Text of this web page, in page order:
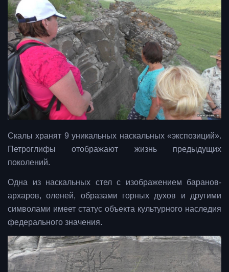
Скалы хранят 9 уникальных наскальных «экспозиций».
Петроглифы отображают жизнь предыдущих
поколений.
Одна из наскальных стел с изображением баранов-
архаров, оленей, образами горных духов и другими
символами имеет статус объекта культурного наследия
федерального значения.